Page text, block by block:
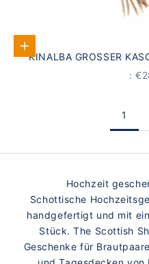
Add to Cart
KINALBA GROSSER
:
1
Hochzeit
Schottische
handgefertigt und mit
Stück. The Scottish
Geschenke für